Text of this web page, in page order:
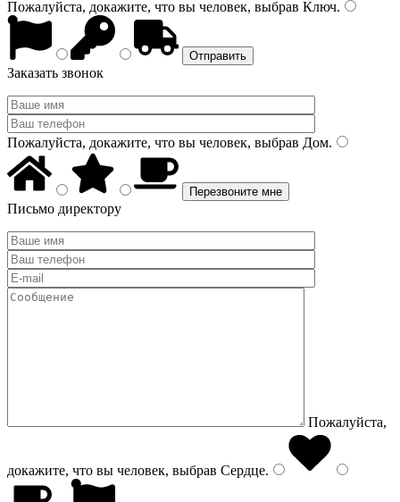
Пожалуйста, докажите, что вы человек, выбрав Ключ.
Заказать звонок
Пожалуйста, докажите, что вы человек, выбрав Дом.
Письмо директору
Пожалуйста,
докажите, что вы человек, выбрав Сердце.